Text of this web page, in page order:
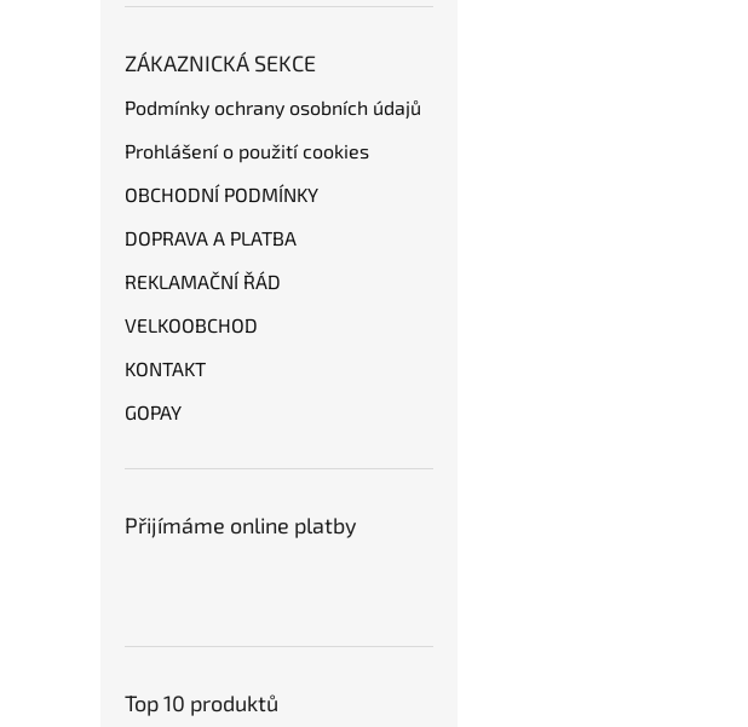
ZÁKAZNICKÁ SEKCE
Podmínky ochrany osobních údajů
Prohlášení o použití cookies
OBCHODNÍ PODMÍNKY
DOPRAVA A PLATBA
REKLAMAČNÍ ŘÁD
VELKOOBCHOD
KONTAKT
GOPAY
Přijímáme online platby
Top 10 produktů